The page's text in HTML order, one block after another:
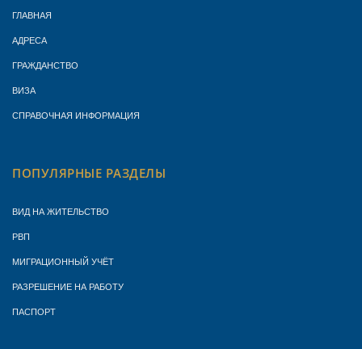
ГЛАВНАЯ
АДРЕСА
ГРАЖДАНСТВО
ВИЗА
СПРАВОЧНАЯ ИНФОРМАЦИЯ
ПОПУЛЯРНЫЕ РАЗДЕЛЫ
ВИД НА ЖИТЕЛЬСТВО
РВП
МИГРАЦИОННЫЙ УЧЁТ
РАЗРЕШЕНИЕ НА РАБОТУ
ПАСПОРТ